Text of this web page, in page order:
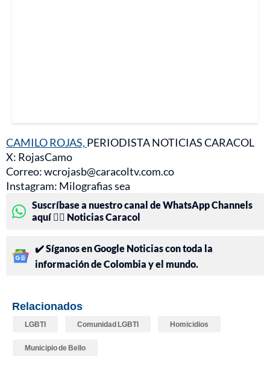
CAMILO ROJAS, PERIODISTA NOTICIAS CARACOL
X: RojasCamo
Correo: wcrojasb@caracoltv.com.co
Instagram: Milografias sea
Suscríbase a nuestro canal de WhatsApp Channels
aquí 👉🏻 Noticias Caracol
✔️ Síganos en Google Noticias con toda la
información de Colombia y el mundo.
Relacionados
LGBTI Comunidad LGBTI Homicidios
Municipio de Bello